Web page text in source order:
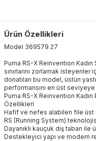
Ürün Özellikleri
Model 369579.27
Puma RS-X Reinvention
sınırlarını zorlamak
donatılan bu model, üstün
performansını en üst seviyeye
Puma RS-X Reinvention
Özellikleri
Hafif ve nefes alabilen file üst
RS (Running System)
Dayanıklı kauçuk dış taban ile
Destekleyici yapı ve modern